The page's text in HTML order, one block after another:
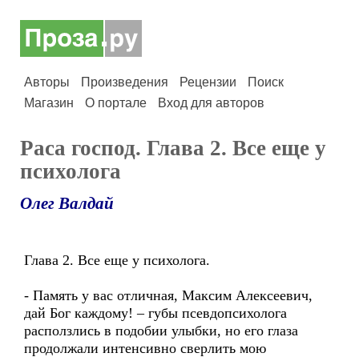
Авторы Произведения Рецензии
Поиск
Магазин
О портале Вход для авторов
Раса господ. Глава 2. Все еще у
психолога
Олег Валдай
Глава 2. Все еще у психолога.
- Память у вас отличная, Максим Алексеевич,
дай Бог каждому! – губы псевдопсихолога
расползлись в подобии улыбки, но его глаза
продолжали интенсивно сверлить мою